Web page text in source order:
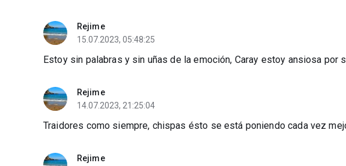
Rejime
15.07.2023, 05:48:25
Estoy sin palabras y sin uñas de la emoción, Caray estoy ansiosa por
Rejime
14.07.2023, 21:25:04
Traidores como siempre, chispas ésto se está poniendo cada vez
Rejime